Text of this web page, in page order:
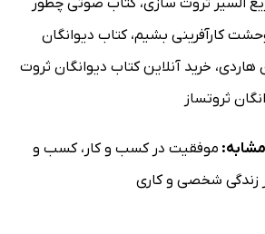
السیر ثروت سازی،کتاب صوتی چطور
کارآفرینی بشیم،کتاب دیوانگان
هاردی، خرید آنلاین کتاب دیوانگان ثروت
ثروتساز
موفقیت در کسب و کار ،کسب و
زندگی شخصی و کاری